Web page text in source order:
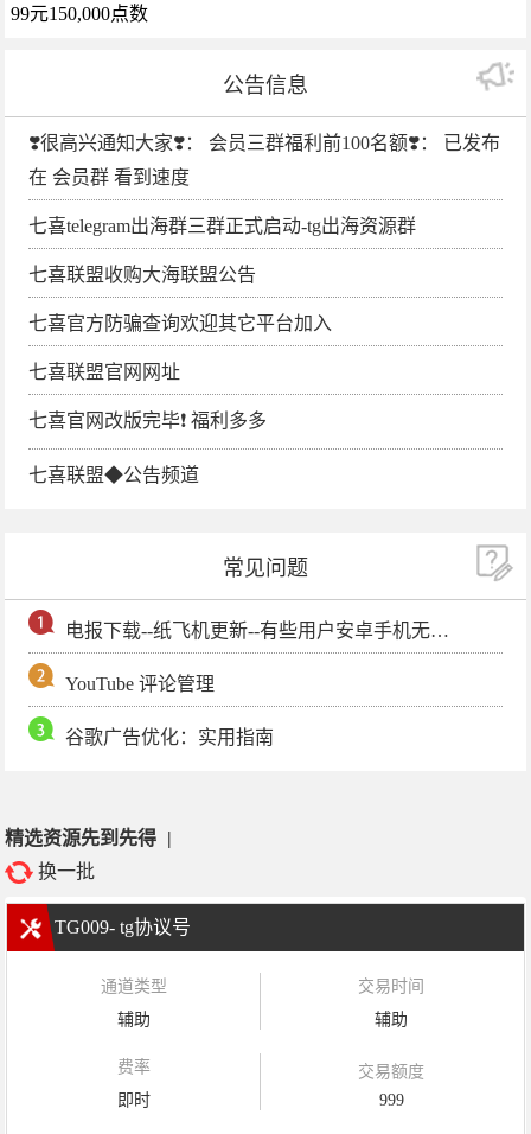
99元150,000点数
公告信息
❣️很高兴通知大家❣️： 会员三群福利前100名额❣️： 已发布
在 会员群 看到速度
七喜telegram出海群三群正式启动-tg出海资源群
七喜联盟收购大海联盟公告
七喜官方防骗查询欢迎其它平台加入
七喜联盟官网网址
七喜官网改版完毕❗️ 福利多多
七喜联盟◆公告频道
常见问题
电报下载--纸飞机更新--有些用户安卓手机无法更新电报软件
YouTube 评论管理
谷歌广告优化：实用指南
精选资源先到先得 |
换一批
TG009- tg协议号
通道类型
辅助
交易时间
辅助
费率
即时
交易额度
999